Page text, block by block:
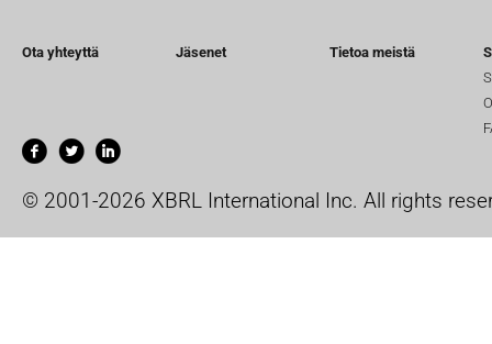
Ota yhteyttä Jäsenet Tietoa meistä
© 2001-2026 XBRL International Inc. All rights